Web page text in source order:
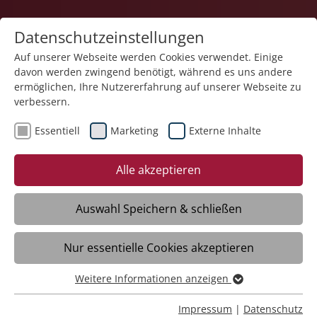
Integrative Samstags- und
Ferienbetreuung
Meckenbeuren
Datenschutzeinstellungen
Auf unserer Webseite werden Cookies verwendet. Einige
davon werden zwingend benötigt, während es uns andere
ermöglichen, Ihre Nutzererfahrung auf unserer Webseite zu
verbessern.
Essentiell Marketing Externe Inhalte
Alle akzeptieren
Auswahl Speichern & schließen
Nur essentielle Cookies akzeptieren
Essentiell
Essentielle Cookies werden für grundlegende Funktionen
Weitere Informationen anzeigen
Impressum | Datenschutz